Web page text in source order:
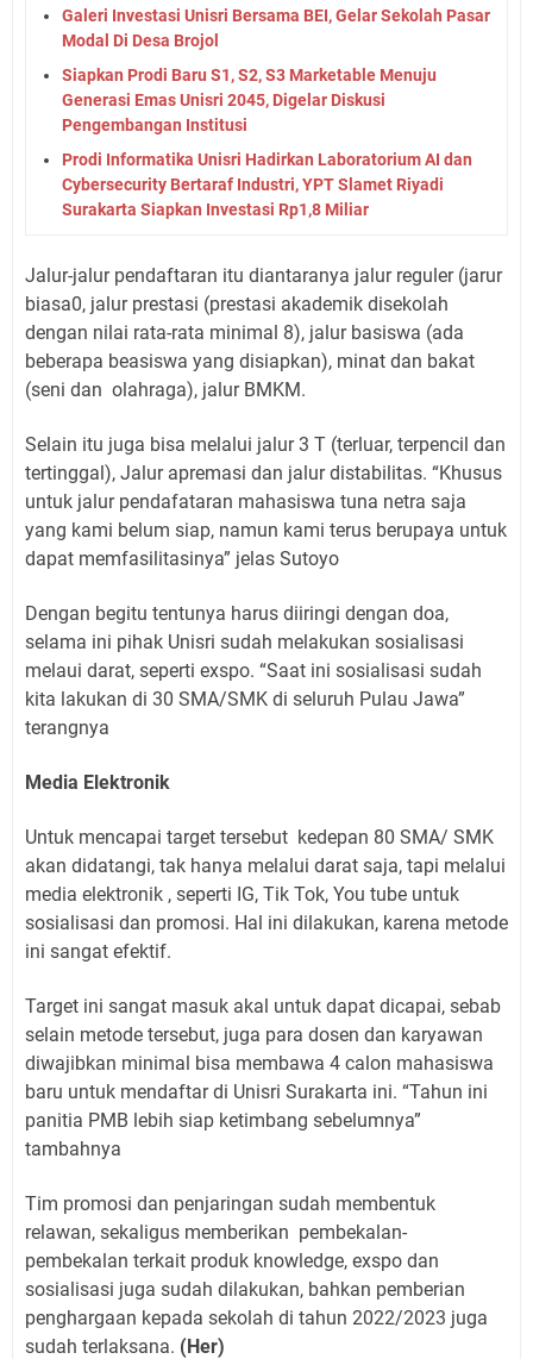
Galeri Investasi Unisri Bersama BEI, Gelar Sekolah Pasar
Modal Di Desa Brojol
Siapkan Prodi Baru S1, S2, S3 Marketable Menuju
Generasi Emas Unisri 2045, Digelar Diskusi
Pengembangan Institusi
Prodi Informatika Unisri Hadirkan Laboratorium AI dan
Cybersecurity Bertaraf Industri, YPT Slamet Riyadi
Surakarta Siapkan Investasi Rp1,8 Miliar
Jalur-jalur pendaftaran itu diantaranya jalur reguler (jarur
biasa0, jalur prestasi (prestasi akademik disekolah
dengan nilai rata-rata minimal 8), jalur basiswa (ada
beberapa beasiswa yang disiapkan), minat dan bakat
(seni dan olahraga), jalur BMKM.
Selain itu juga bisa melalui jalur 3 T (terluar, terpencil dan
tertinggal), Jalur apremasi dan jalur distabilitas. “Khusus
untuk jalur pendafataran mahasiswa tuna netra saja
yang kami belum siap, namun kami terus berupaya untuk
dapat memfasilitasinya” jelas Sutoyo
Dengan begitu tentunya harus diiringi dengan doa,
selama ini pihak Unisri sudah melakukan sosialisasi
melaui darat, seperti exspo. “Saat ini sosialisasi sudah
kita lakukan di 30 SMA/SMK di seluruh Pulau Jawa”
terangnya
Media Elektronik
Untuk mencapai target tersebut kedepan 80 SMA/ SMK
akan didatangi, tak hanya melalui darat saja, tapi melalui
media elektronik , seperti IG, Tik Tok, You tube untuk
sosialisasi dan promosi. Hal ini dilakukan, karena metode
ini sangat efektif.
Target ini sangat masuk akal untuk dapat dicapai, sebab
selain metode tersebut, juga para dosen dan karyawan
diwajibkan minimal bisa membawa 4 calon mahasiswa
baru untuk mendaftar di Unisri Surakarta ini. “Tahun ini
panitia PMB lebih siap ketimbang sebelumnya”
tambahnya
Tim promosi dan penjaringan sudah membentuk
relawan, sekaligus memberikan pembekalan-
pembekalan terkait produk knowledge, exspo dan
sosialisasi juga sudah dilakukan, bahkan pemberian
penghargaan kepada sekolah di tahun 2022/2023 juga
sudah terlaksana. (Her)